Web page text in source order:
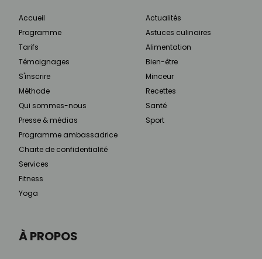
À PROPOS
Accueil
Programme
Tarifs
Témoignages
S'inscrire
Méthode
Qui sommes-nous
Presse & médias
Programme ambassadrice
Charte de confidentialité
Services
Fitness
Yoga
Actualités
Astuces culinaires
Alimentation
Bien-être
Minceur
Recettes
Santé
Sport